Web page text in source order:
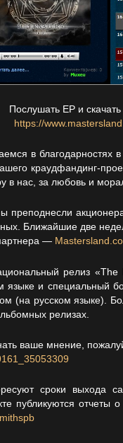
Послушать EP и
https://
в благодарностях
краудфандинг-
в нас, за любовь и
преподнесли
Ближайшие две
—
релиз
языке и специальный
(на русском языке).
релизах.
ваше мнение,
сроки выхода
публикуются отчеты